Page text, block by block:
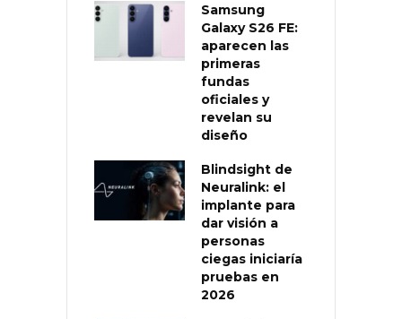
Samsung
Galaxy S26 FE:
aparecen las
primeras
fundas
oficiales y
revelan su
diseño
Blindsight de
Neuralink: el
implante para
dar visión a
personas
ciegas iniciaría
pruebas en
2026